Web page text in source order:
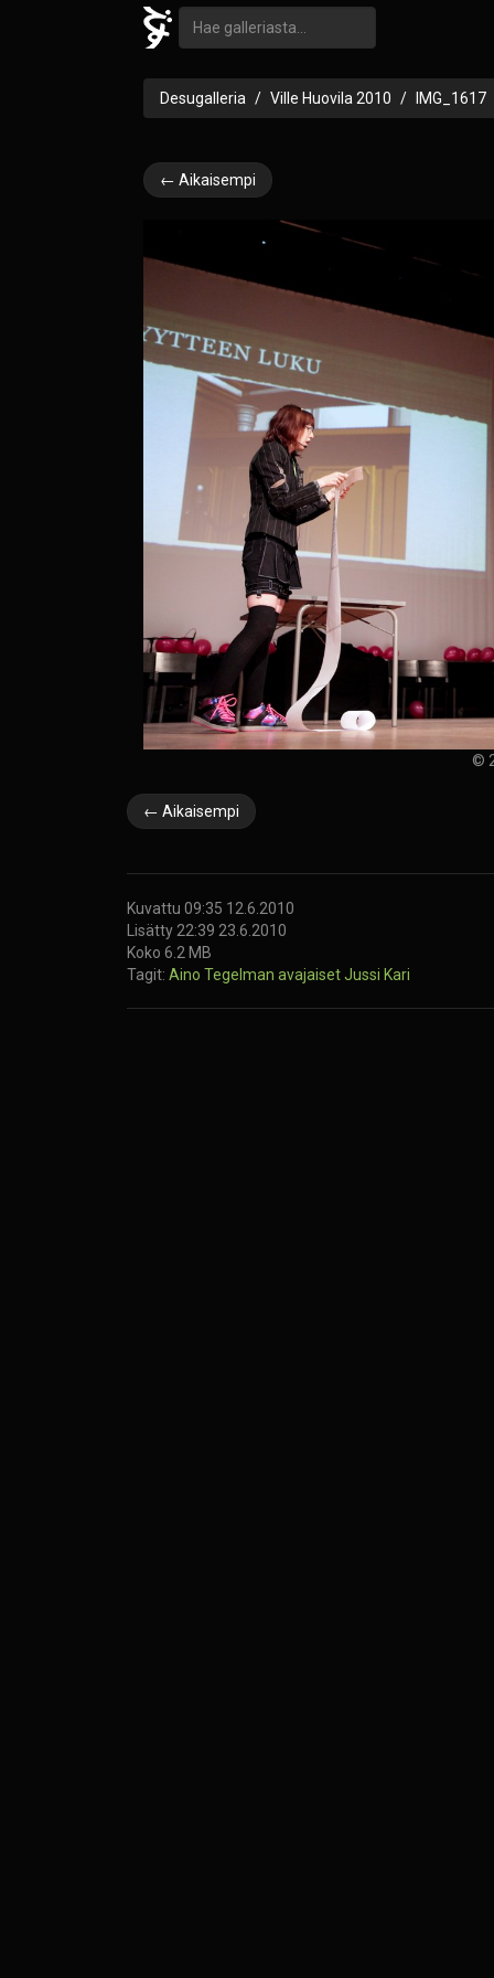
Desugalleria Ville Huovila 2010 IMG_1617
← Aikaisempi
©
← Aikaisempi
Kuvattu 09:35 12.6.2010
Lisätty 22:39 23.6.2010
Koko 6.2 MB
Tagit: Aino Tegelman avajaisetJussi Kari